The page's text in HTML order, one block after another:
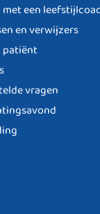
een
en verwijzers
patiënt
vragen